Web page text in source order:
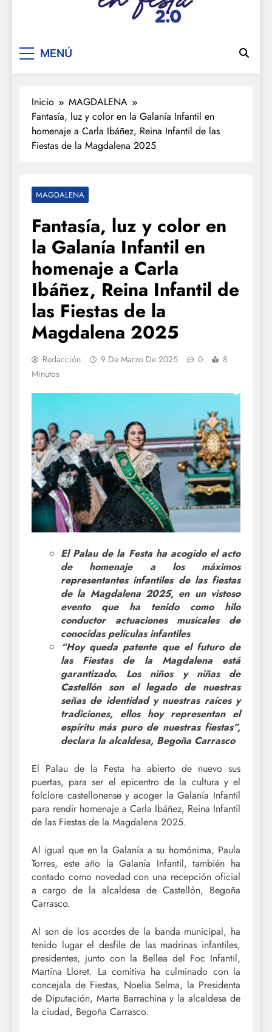
De festa en festa 2.0
MENÚ
Inicio
MAGDALENA
Fantasía, luz y color en la Galanía Infantil en
homenaje a Carla Ibáñez, Reina Infantil de las
Fiestas de la Magdalena 2025
MAGDALENA
Fantasía, luz y color en
la Galanía Infantil en
homenaje a Carla
Ibáñez, Reina Infantil de
las Fiestas de la
Magdalena 2025
Redacción 9 De Marzo De 2025 0
8
Minutos
El Palau de la Festa ha acogido el acto
de homenaje a los máximos
representantes infantiles de las fiestas
de la Magdalena 2025, en un vistoso
evento que ha tenido como hilo
conductor actuaciones musicales de
conocidas películas infantiles
“Hoy queda patente que el futuro de
las Fiestas de la Magdalena está
garantizado. Los niños y niñas de
Castellón son el legado de nuestras
señas de identidad y nuestras raíces y
tradiciones, ellos hoy representan el
espíritu más puro de nuestras fiestas”,
declara la alcaldesa, Begoña Carrasco
El Palau de la Festa ha abierto de nuevo sus
puertas, para ser el epicentro de la cultura y el
folclore castellonense y acoger la Galanía Infantil
para rendir homenaje a Carla Ibáñez, Reina Infantil
de las Fiestas de la Magdalena 2025.
Al igual que en la Galanía a su homónima, Paula
Torres, este año la Galanía Infantil, también ha
contado como novedad con una recepción oficial
a cargo de la alcaldesa de Castellón, Begoña
Carrasco.
Al son de los acordes de la banda municipal, ha
tenido lugar el desfile de las madrinas infantiles,
presidentes, junto con la Bellea del Foc Infantil,
Martina Lloret. La comitiva ha culminado con la
concejala de Fiestas, Noelia Selma, la Presidenta
de Diputación, Marta Barrachina y la alcaldesa de
la ciudad, Begoña Carrasco.